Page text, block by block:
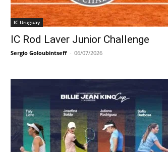
IC Uruguay
IC Rod Laver Junior Challenge
Sergio Goloubintseff - 06/07/2026